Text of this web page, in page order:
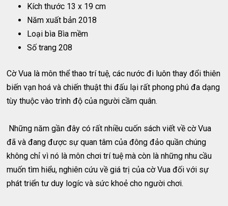
Kích thước 13 x 19 cm
Năm xuất bản 2018
Loại bìa Bìa mềm
Số trang 208
Cờ Vua là môn thể thao trí tuệ, các nước đi luôn thay đổi thiên
biến vạn hoá và chiến thuật thi đấu lại rất phong phú đa dạng
tùy thuộc vào trình độ của người cầm quân.
Những năm gần đây có rất nhiều cuốn sách viết về cờ Vua
đã và đang được sự quan tâm của đông đảo quần chúng
không chỉ vì nó là môn chơi trí tuệ mà còn là những nhu cầu
muốn tìm hiểu, nghiên cứu về giá trị của cờ Vua đối với sự
phát triển tư duy logíc và sức khoẻ cho người chơi.